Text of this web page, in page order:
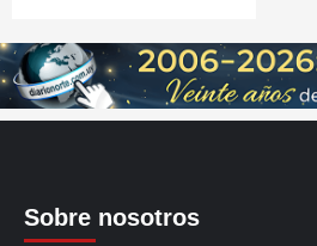
Sobre nosotros